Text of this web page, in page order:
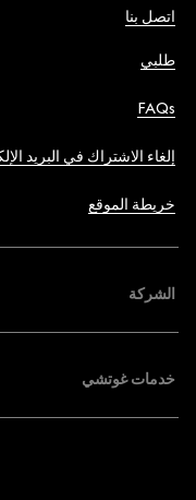
اتصل بنا
طلبي
FAQs
إلغاء الاشتراك في البريد
خريطة الموقع
الشركة
خدمات غوتشي